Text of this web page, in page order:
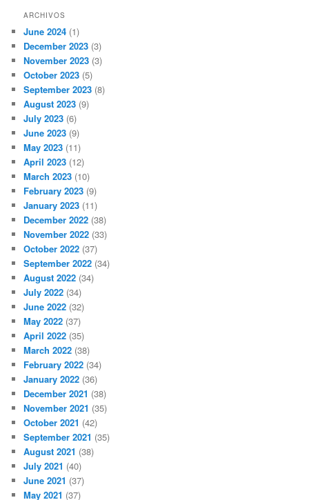
ARCHIVOS
June 2024 (1)
December 2023 (3)
November 2023 (3)
October 2023 (5)
September 2023 (8)
August 2023 (9)
July 2023 (6)
June 2023 (9)
May 2023 (11)
April 2023 (12)
March 2023 (10)
February 2023 (9)
January 2023 (11)
December 2022 (38)
November 2022 (33)
October 2022 (37)
September 2022 (34)
August 2022 (34)
July 2022 (34)
June 2022 (32)
May 2022 (37)
April 2022 (35)
March 2022 (38)
February 2022 (34)
January 2022 (36)
December 2021 (38)
November 2021 (35)
October 2021 (42)
September 2021 (35)
August 2021 (38)
July 2021 (40)
June 2021 (37)
May 2021 (37)